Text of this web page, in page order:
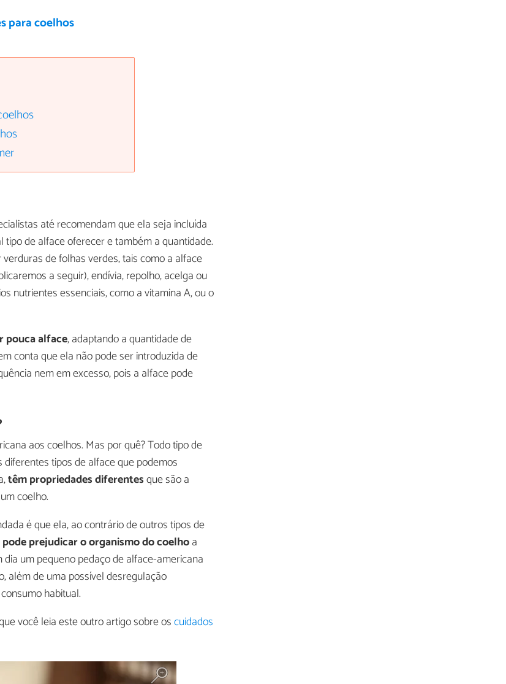
para coelhos
até recomendam que ela seja incluída
de alface oferecer e também a quantidade.
de folhas verdes, tais como a alface
a seguir), endívia, repolho, acelga ou
nutrientes essenciais, como a vitamina A, ou o
pouca alface, adaptando a quantidade de
conta que ela não pode ser introduzida de
nem em excesso, pois a alface pode
aos coelhos. Mas por quê? Todo tipo de
tipos de alface que podemos
têm propriedades diferentesque são a
coelho.
é que ela, ao contrário de outros tipos de
pode prejudicar o organismo do coelhoa
um pequeno pedaço de alface-americana
além de uma possível desregulação
habitual.
você leia este outro artigo sobre oscuidados